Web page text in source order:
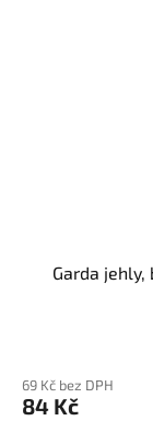
Garda
69 Kč bez DPH
84 Kč